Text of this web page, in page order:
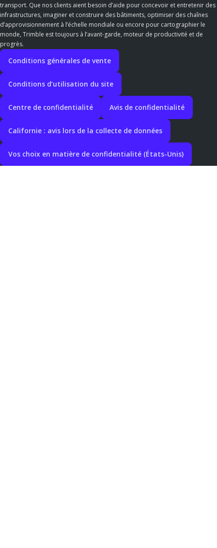
transport. Que nos clients aient besoin d’aide pour concevoir et entretenir des
infrastructures, imaginer et construire des bâtiments, optimiser des chaînes
d’approvisionnement à l’échelle mondiale ou encore pour cartographier le
monde, Trimble est toujours à l’avant-garde, moteur de productivité et de
progrès.
Conditions générales de vente
Conditions d’utilisation du site
Centre de confidentialité Avis de confidentialité
Californie : avis lors de la collecte de données
Vos choix en matière de confidentialité (États-Unis)